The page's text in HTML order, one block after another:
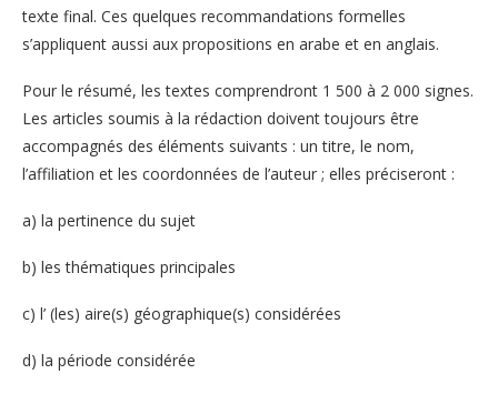
texte final. Ces quelques recommandations formelles
s’appliquent aussi aux propositions en arabe et en anglais.
Pour le résumé, les textes comprendront 1 500 à 2 000 signes.
Les articles soumis à la rédaction doivent toujours être
accompagnés des éléments suivants : un titre, le nom,
l’affiliation et les coordonnées de l’auteur ; elles préciseront :
a) la pertinence du sujet
b) les thématiques principales
c) l’ (les) aire(s) géographique(s) considérées
d) la période considérée